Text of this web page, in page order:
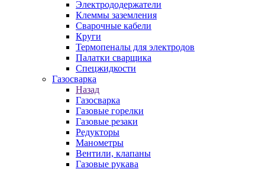
Электрододержатели
Клеммы заземления
Сварочные кабели
Круги
Термопеналы для электродов
Палатки сварщика
Спецжидкости
Газосварка
Назад
Газосварка
Газовые горелки
Газовые резаки
Редукторы
Манометры
Вентили, клапаны
Газовые рукава